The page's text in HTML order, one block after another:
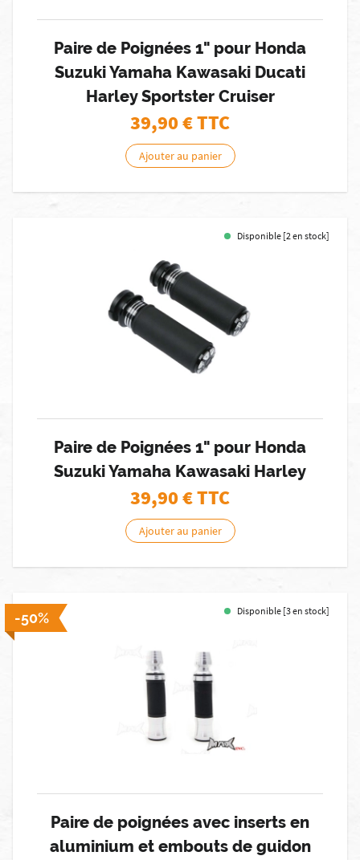
Paire de Poignées 1" pour Honda
Suzuki Yamaha Kawasaki Ducati
Harley Sportster Cruiser
39,90€ TTC
Ajouter au panier
Disponible [2 en stock]
Paire de Poignées 1" pour Honda
Suzuki Yamaha Kawasaki Harley
39,90€ TTC
Ajouter au panier
-50% Disponible [3 en stock]
Paire de poignées avec inserts en
aluminium et embouts de guidon